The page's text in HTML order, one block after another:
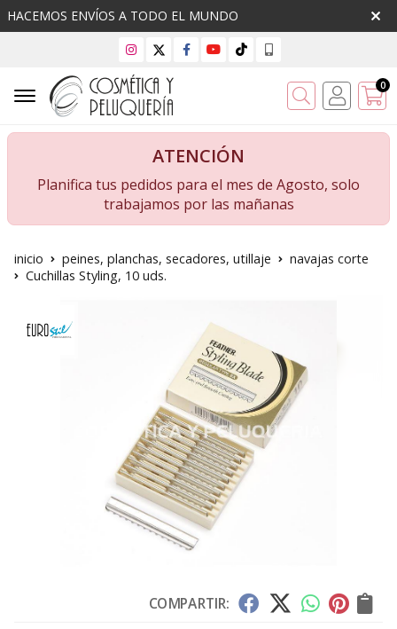
HACEMOS ENVÍOS A TODO EL MUNDO
Buscar 0
ATENCIÓN
Planifica tus pedidos para el mes de Agosto, solo
trabajamos por las mañanas
inicio peines, planchas, secadores, utillaje
navajas corte
Cuchillas Styling, 10 uds.
COMPARTIR: